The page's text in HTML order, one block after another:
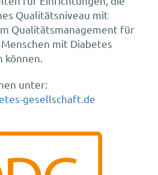
Qualitätsniveau mit
Qualitätsmanagement für
mit Diabetes
können.
unter:
gesellschaft.de